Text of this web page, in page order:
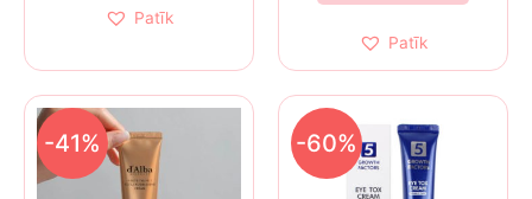
Patīk
Patīk
-41% -60%